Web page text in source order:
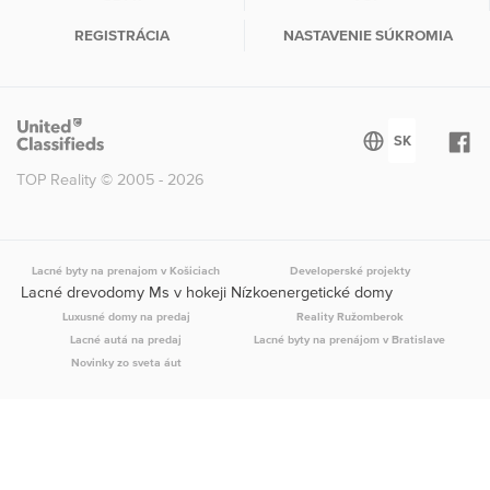
REGISTRÁCIA NASTAVENIE SÚKROMIA
TOP Reality © 2005 - 2026
Lacné byty na prenajom v Košiciach Developerské projekty
Lacné drevodomy Ms v hokeji Nízkoenergetické domy
Luxusné domy na predaj
Reality Ružomberok
Lacné autá na predaj
Lacné byty na prenájom v Bratislave
Novinky zo sveta áut